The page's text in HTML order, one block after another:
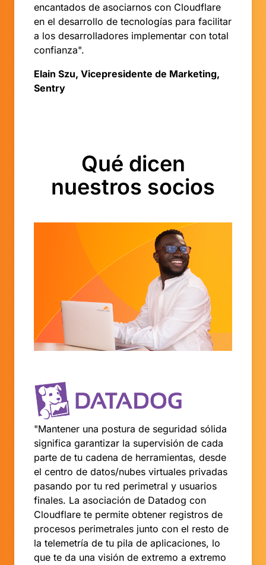
encantados de asociarnos con Cloudflare
en el desarrollo de tecnologías para facilitar
a los desarrolladores implementar con total
confianza".
Elain Szu, Vicepresidente de Marketing,
Sentry
Qué dicen
nuestros socios
"Mantener una postura de seguridad sólida
significa garantizar la supervisión de cada
parte de tu cadena de herramientas, desde
el centro de datos/nubes virtuales privadas
pasando por tu red perimetral y usuarios
finales. La asociación de Datadog con
Cloudflare te permite obtener registros de
procesos perimetrales junto con el resto de
la telemetría de tu pila de aplicaciones, lo
que te da una visión de extremo a extremo